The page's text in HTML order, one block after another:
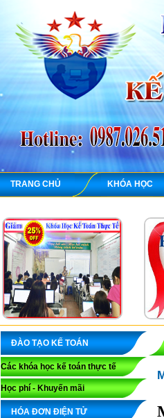
TRANG CHỦ KHÓA HỌC
ĐÀO TẠO KẾ TOÁN
Các khóa học kế toán thực tế
Học phí - Khuyến mãi
HÓA ĐƠN ĐIỆN TỬ